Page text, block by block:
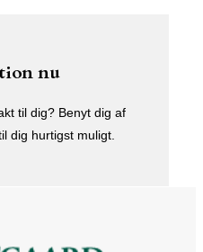
nu
til dig? Benyt dig af
dig hurtigst muligt.